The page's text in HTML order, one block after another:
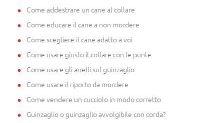
Come addestrare un cane al collare
Come educare il cane a non mordere
Come scegliere il cane adatto a voi
Come usare giusto il collare con le punte
Come usare gli anelli sul guinzaglio
Come usare il riporto da mordere
Come vendere un cucciolo in modo corretto
Guinzaglio o guinzaglio avvolgibile con corda?